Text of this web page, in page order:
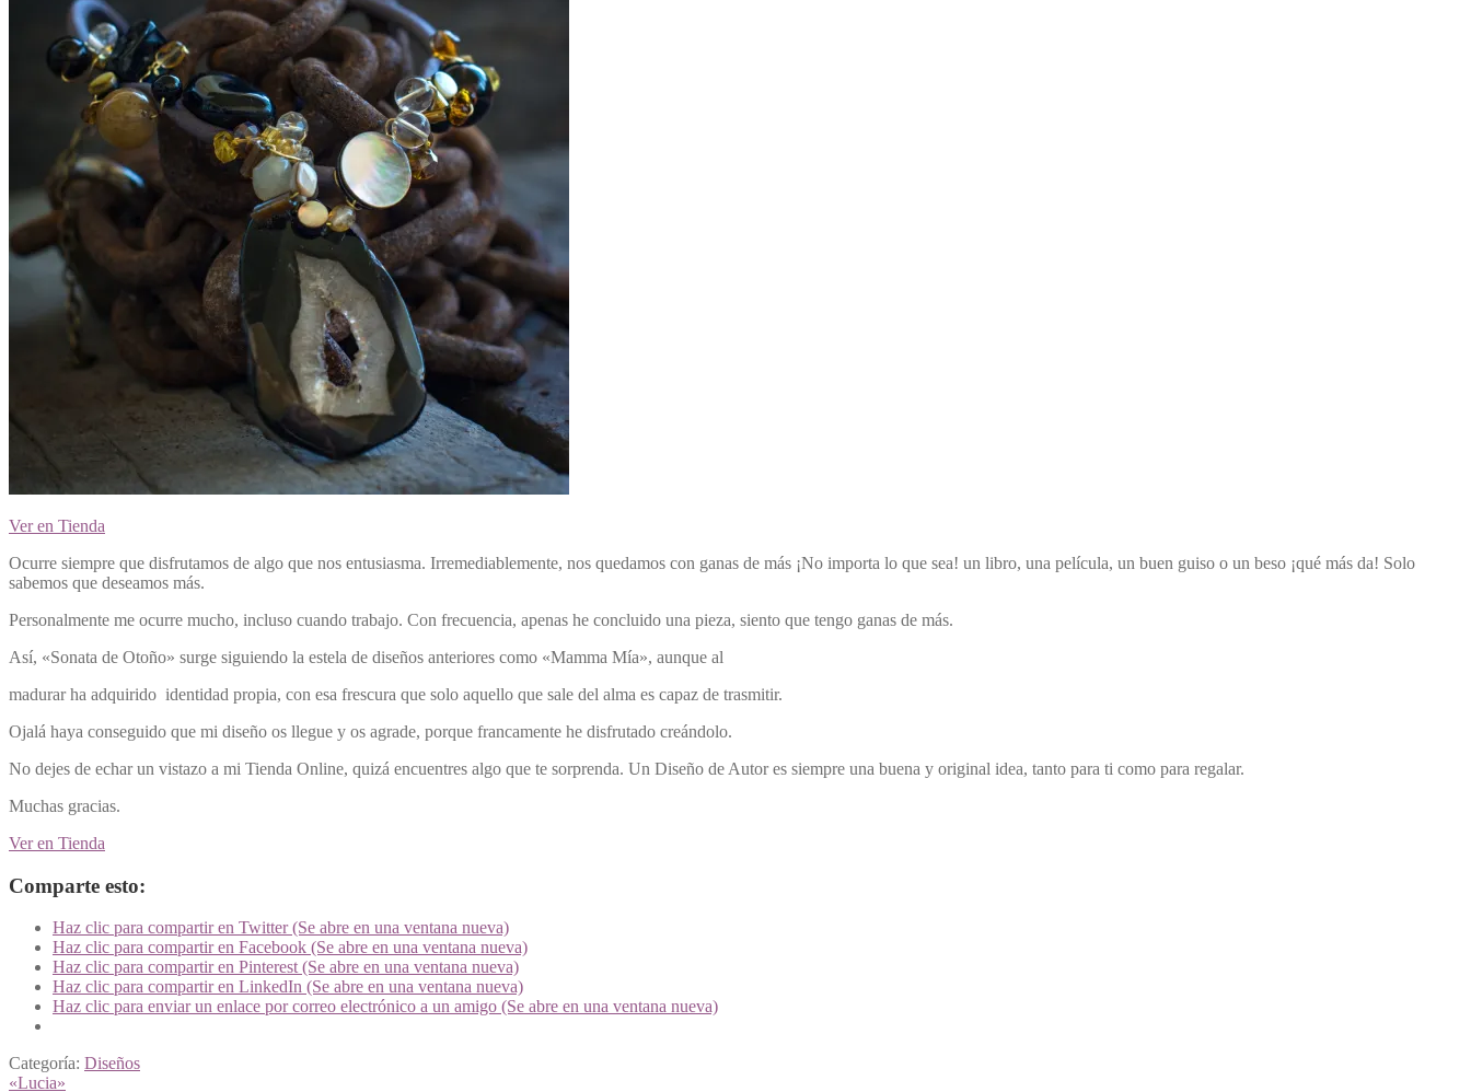
Ver en Tienda
Ocurre siempre que disfrutamos de algo que nos entusiasma. Irremediablemente, nos quedamos con ganas de más ¡No importa lo que sea! un libro, una película, un buen guiso o un beso ¡qué más da! Solo
sabemos que deseamos más.
Personalmente me ocurre mucho, incluso cuando trabajo. Con frecuencia, apenas he concluido una pieza, siento que tengo ganas de más.
Así, «Sonata de Otoño» surge siguiendo la estela de diseños anteriores como «Mamma Mía», aunque al
madurar ha adquirido identidad propia, con esa frescura que solo aquello que sale del alma es capaz de trasmitir.
Ojalá haya conseguido que mi diseño os llegue y os agrade, porque francamente he disfrutado creándolo.
No dejes de echar un vistazo a mi Tienda Online, quizá encuentres algo que te sorprenda. Un Diseño de Autor es siempre una buena y original idea, tanto para ti como para regalar.
Muchas gracias.
Ver en Tienda
Comparte esto:
Haz clic para compartir en Twitter (Se abre en una ventana nueva)
Haz clic para compartir en Facebook (Se abre en una ventana nueva)
Haz clic para compartir en Pinterest (Se abre en una ventana nueva)
Haz clic para compartir en LinkedIn (Se abre en una ventana nueva)
Haz clic para enviar un enlace por correo electrónico a un amigo (Se abre en una ventana nueva)
Categoría: Diseños
Anterior:
«Lucia»